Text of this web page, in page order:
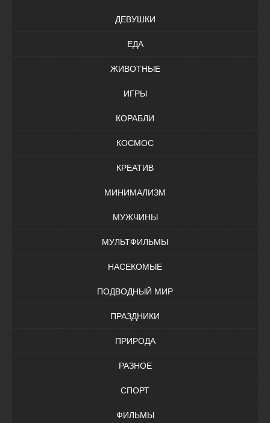
ДЕВУШКИ
ЕДА
ЖИВОТНЫЕ
ИГРЫ
КОРАБЛИ
КОСМОС
КРЕАТИВ
МИНИМАЛИЗМ
МУЖЧИНЫ
МУЛЬТФИЛЬМЫ
НАСЕКОМЫЕ
ПОДВОДНЫЙ МИР
ПРАЗДНИКИ
ПРИРОДА
РАЗНОЕ
СПОРТ
ФИЛЬМЫ